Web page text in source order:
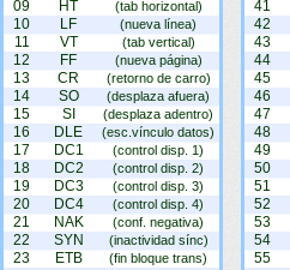
09 HT (tab horizontal)
10 LF (nueva línea)
11 VT (tab vertical)
12 FF (nueva página)
13 CR (retorno de carro)
14 SO (desplaza afuera)
15 SI (desplaza adentro)
16 DLE (esc.vínculo datos)
17 DC1 (control disp. 1)
18 DC2 (control disp. 2)
19 DC3 (control disp. 3)
20 DC4 (control disp. 4)
21 NAK (conf. negativa)
22 SYN (inactividad sínc)
23 ETB (fin bloque trans)
41
42
43
44
45
46
47
48
49
50
51
52
53
54
55